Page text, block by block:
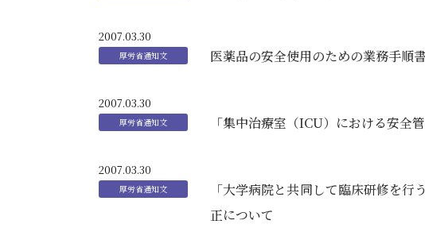
2007.03.30
医薬品の安全使用のための業務手順
2007.03.30
「集中治療室（ICU）における安全
2007.03.30
「大学病院と共同して臨床研修を
正について